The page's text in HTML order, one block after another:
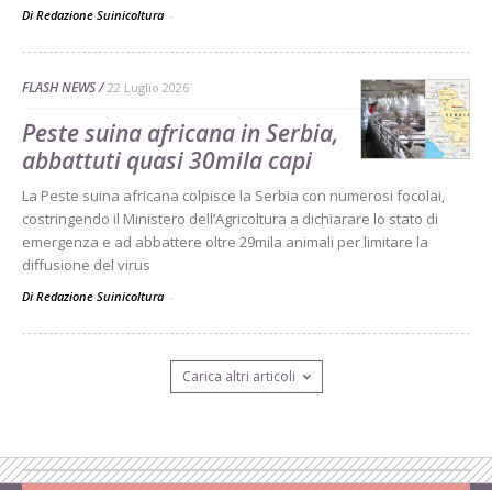
Di Redazione Suinicoltura -
FLASH NEWS 22 Luglio 2026
Peste suina africana in Serbia,
abbattuti quasi 30mila capi
La Peste suina africana colpisce la Serbia con numerosi focolai,
costringendo il Ministero dell’Agricoltura a dichiarare lo stato di
emergenza e ad abbattere oltre 29mila animali per limitare la
diffusione del virus
Di Redazione Suinicoltura -
Carica altri articoli